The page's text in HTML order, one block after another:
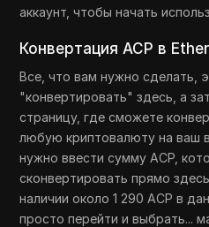
аккаунт, чтобы начать
Конвертация ACP в
Все, что вам нужно сделать,
"конвертировать" здесь, а
страницу, где сможете
любую криптовалюту на ваш
нужно ввести сумму ACP,
сконвертировать прямо
наличии около 1 290 ACP в
просто перейти и выбрать...